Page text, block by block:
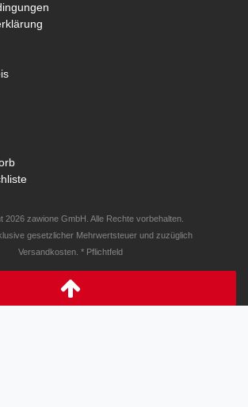
2026 zawione GmbH. Alle Rechte vorbehalten.
gesetzlicher Mehrwertsteuer und zuzüglich
Versandkosten. * Pflichtfeld